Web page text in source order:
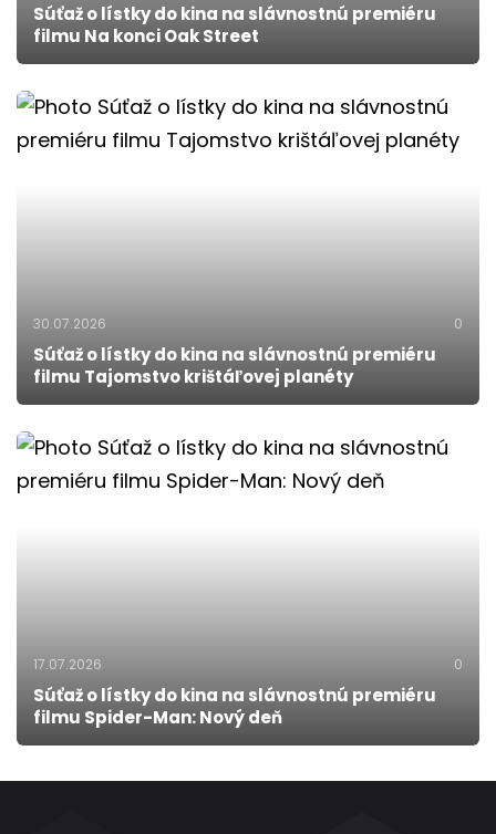
Súťaž o lístky do kina na slávnostnú premiéru
filmu Na konci Oak Street
30.07.2026 0
Súťaž o lístky do kina na slávnostnú premiéru
filmu Tajomstvo krištáľovej planéty
17.07.2026 0
Súťaž o lístky do kina na slávnostnú premiéru
filmu Spider-Man: Nový deň